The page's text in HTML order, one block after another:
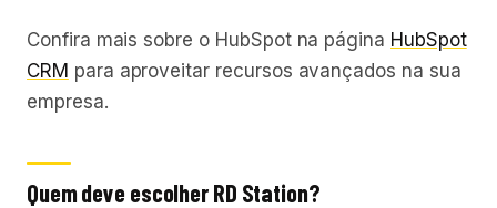
Confira mais sobre o HubSpot na página HubSpot
CRM para aproveitar recursos avançados na sua
empresa.
Quem deve escolher RD Station?